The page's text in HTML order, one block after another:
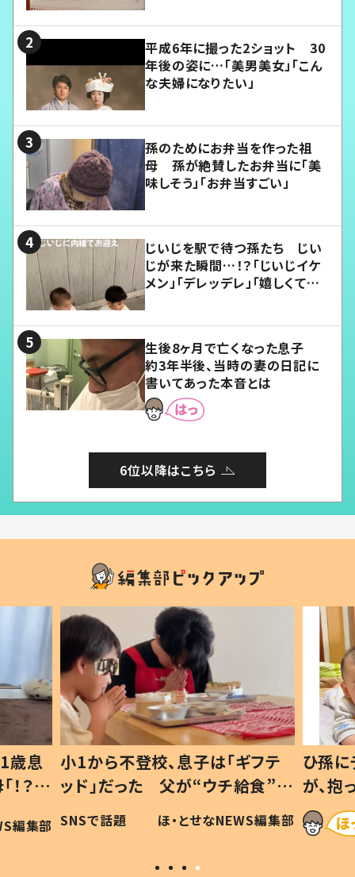
平成6年に撮った2ショット 30
年後の姿に…「美男美女」「こん
な夫婦になりたい」
孫のためにお弁当を作った祖
母 孫が絶賛したお弁当に「美
味しそう」「お弁当すごい」
じいじを駅で待つ孫たち じい
じが来た瞬間…！？「じいじイケ
メン」「デレッデレ」「嬉しくて可
生後8ヶ月で亡くなった息子
約3年半後、当時の妻の日記に
書いてあった本音とは
6位以降はこちら
歳息
？」
編集部
小1から不登校、息子は「ギフテ
ッド」だった 父が“ウチ給食”を
作り続ける理由とは #令和の親
#令和の子
SNSで話題 ほ・とせなNEWS編集部
ひ孫
が、
「涙が
い」